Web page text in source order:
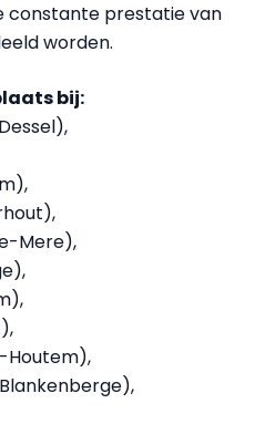
constante prestatie van
worden.
bij:
Mere),
Houtem),